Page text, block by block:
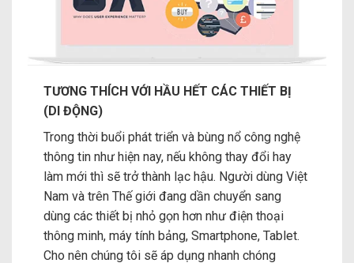
TƯƠNG THÍCH VỚI HẦU HẾT CÁC THIẾT BỊ
(DI ĐỘNG)
Trong thời buổi phát triển và bùng nổ công nghệ
thông tin như hiện nay, nếu không thay đổi hay
làm mới thì sẽ trở thành lạc hậu. Người dùng Việt
Nam và trên Thế giới đang dần chuyển sang
dùng các thiết bị nhỏ gọn hơn như điện thoại
thông minh, máy tính bảng, Smartphone, Tablet.
Cho nên chúng tôi sẽ áp dụng nhanh chóng